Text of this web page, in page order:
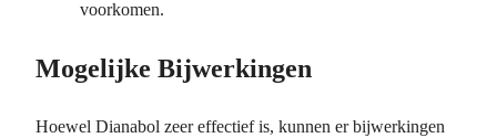
voorkomen.
Mogelijke Bijwerkingen
Hoewel Dianabol zeer effectief is, kunnen er bijwerkingen